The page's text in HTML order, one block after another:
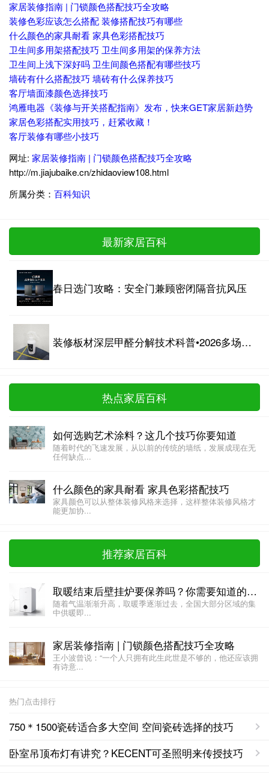
家居装修指南 | 门锁颜色搭配技巧全攻略
装修色彩应该怎么搭配 装修搭配技巧有哪些
什么颜色的家具耐看 家具色彩搭配技巧
卫生间多用架搭配技巧 卫生间多用架的保养方法
卫生间上浅下深好吗 卫生间颜色搭配有哪些技巧
墙砖有什么搭配技巧 墙砖有什么保养技巧
客厅墙面漆颜色选择技巧
鸿雁电器《装修与开关搭配指南》发布，快来GET家居新趋势
家居色彩搭配实用技巧，赶紧收藏！
客厅装修有哪些小技巧
网址: 家居装修指南 | 门锁颜色搭配技巧全攻略
http://m.jiajubaike.cn/zhidaoview108.html
所属分类： 百科知识
最新家居百科
春日选门攻略：安全门兼顾密闭隔音抗风压
装修板材深层甲醛分解技术科普•2026多场景长效防反弹净化实操攻略
热点家居百科
如何选购艺术涂料？这几个技巧你要知道
随着时代的飞速发展，从以前的传统的墙纸，发展成现在无
任何缺点...
什么颜色的家具耐看 家具色彩搭配技巧
家具颜色可以从整体装修风格来选择，这样整体装修风格才
能更加协...
推荐家居百科
取暖结束后壁挂炉要保养吗？你需要知道的一些保养技巧
随着气温渐渐升高，取暖季逐渐过去，全国大部分区域的集
中供暖即...
家居装修指南 | 门锁颜色搭配技巧全攻略
王小波曾说：“一个人只拥有此生此世是不够的，他还应该拥
有诗意...
热门点击排行
750＊1500瓷砖适合多大空间 空间瓷砖选择的技巧
卧室吊顶布灯有讲究？KECENT可圣照明来传授技巧